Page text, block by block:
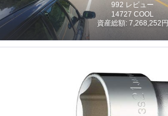
992 レビュー
14727 COOL
資産総額: 7,268,252円